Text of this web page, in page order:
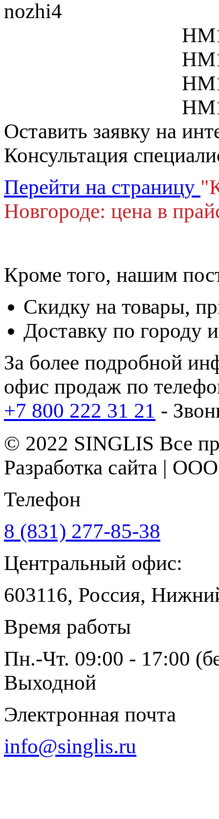
Оставить заявку на
Консультация
Перейти на страницу
Новгороде: цена в
Кроме того, нашим
Скидку на товары,
Доставку по городу
За более подробной
офис продаж по
+7 800 222 31 21 -
© 2022 SINGLIS Все
Разработка сайта |
Телефон
8 (831) 277-85-38
Центральный офис:
603116, Россия,
Время работы
Пн.-Чт. 09:00 - 17:00
Выходной
Электронная почта
info@singlis.ru